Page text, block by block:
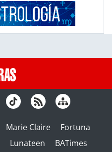
Marie Claire
Fortuna
Lunateen BATimes